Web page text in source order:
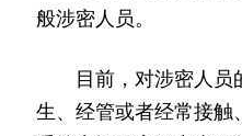
般涉密人员。
目前，对涉密人
生、经管或者经常接触